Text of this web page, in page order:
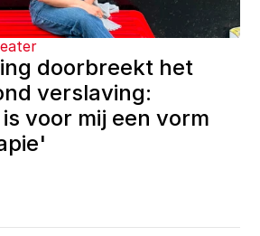
doorbreekt het
verslaving:
voor mij een vorm